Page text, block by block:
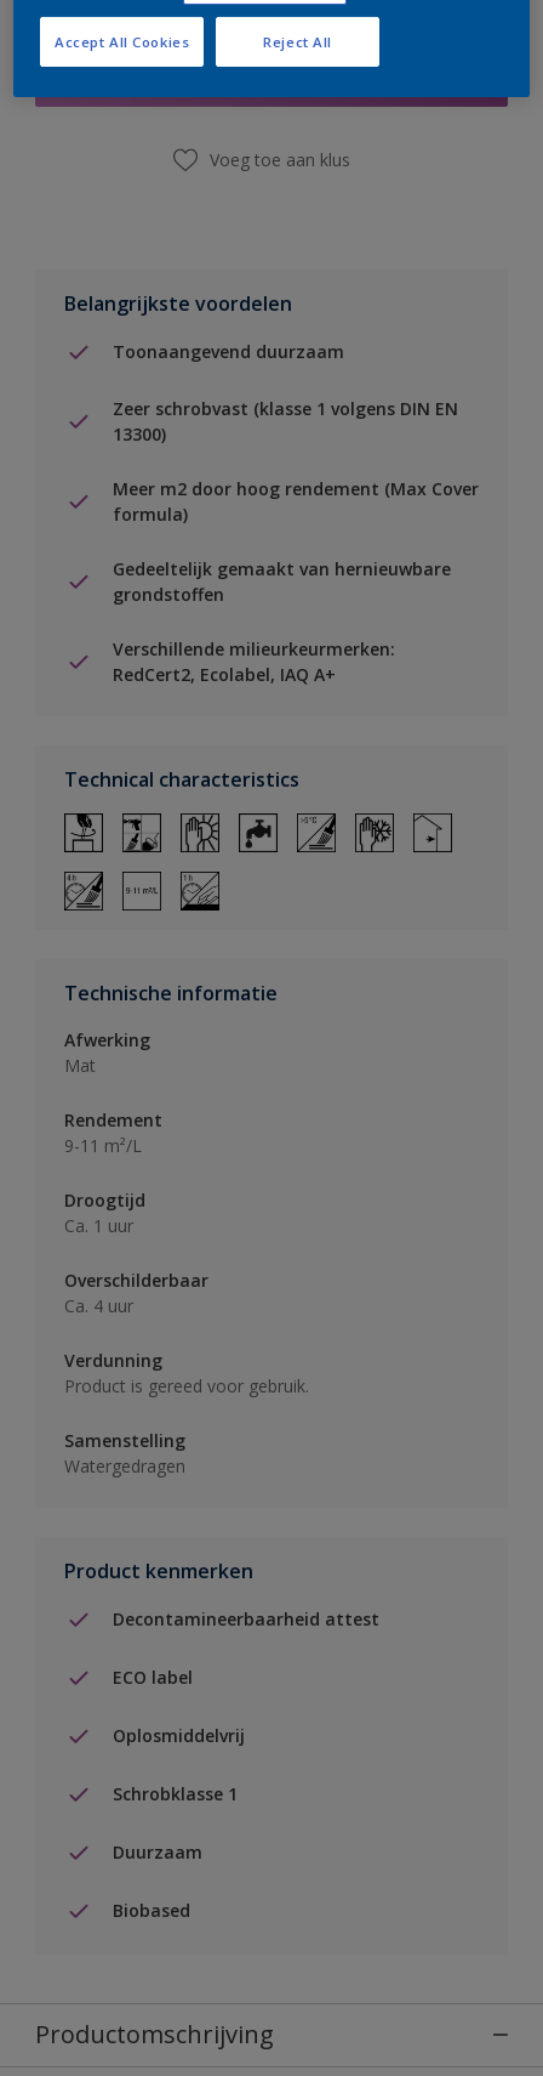
Boodschappenlijst
Voeg toe aan klus
Belangrijkste voordelen
Toonaangevend duurzaam
Zeer schrobvast (klasse 1 volgens DIN EN
13300)
Meer m2 door hoog rendement (Max Cover
formula)
Gedeeltelijk gemaakt van hernieuwbare
grondstoffen
Verschillende milieurkeurmerken:
RedCert2, Ecolabel, IAQ A+
Technical characteristics
Technische informatie
Afwerking
Mat
Rendement
9-11 m²/L
Droogtijd
Ca. 1 uur
Overschilderbaar
Ca. 4 uur
Verdunning
Product is gereed voor gebruik.
Samenstelling
Watergedragen
Product kenmerken
Decontamineerbaarheid attest
ECO label
Oplosmiddelvrij
Schrobklasse 1
Duurzaam
Biobased
Productomschrijving
Reject All
Accept All Cookies